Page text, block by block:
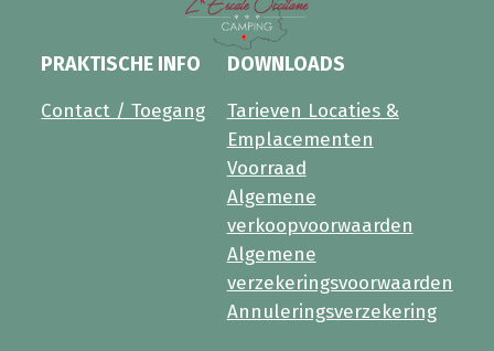
PRAKTISCHE INFO
Contact / Toegang
DOWNLOADS
Tarieven Locaties &
Emplacementen
Voorraad
Algemene
verkoopvoorwaarden
Algemene
verzekeringsvoorwaarden
Annuleringsverzekering